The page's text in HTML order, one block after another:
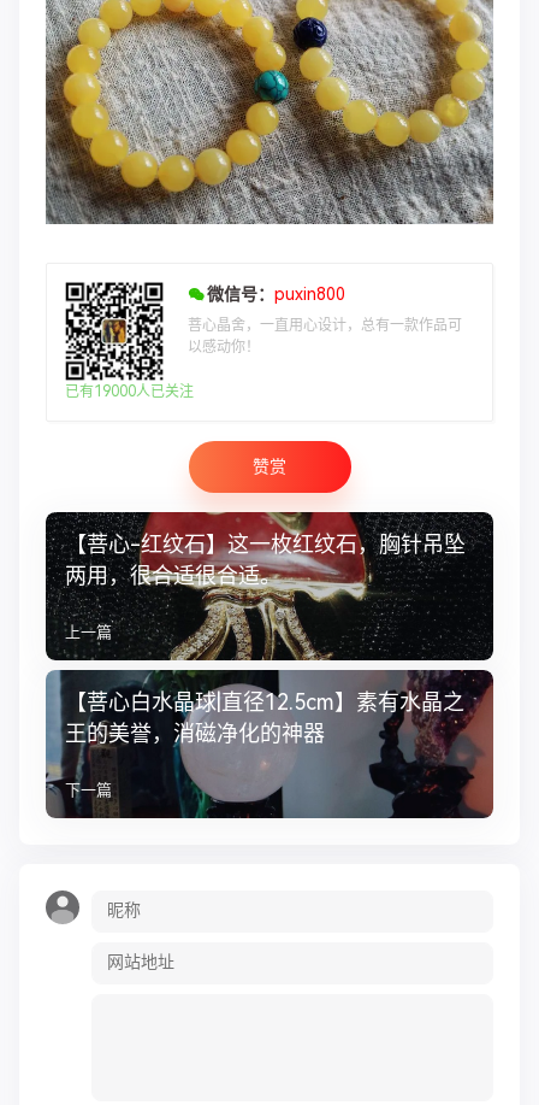
微信号： puxin800
菩心晶舍，一直用心设计，总有一款作品可
以感动你！
已有19000人已关注
赞赏
【菩心-红纹石】这一枚红纹石，胸针吊坠
两用，很合适很合适。
上一篇
【菩心白水晶球|直径12.5cm】素有水晶之
王的美誉，消磁净化的神器
下一篇